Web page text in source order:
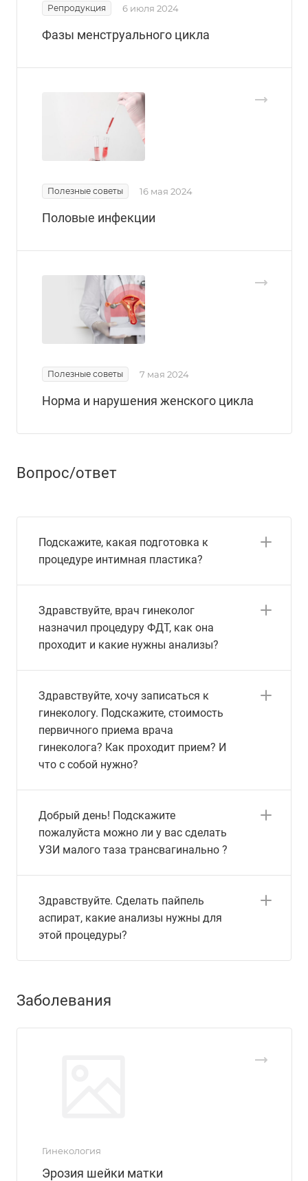
Репродукция 6 июля 2024
Фазы менструального цикла
Полезные советы 16 мая 2024
Половые инфекции
Полезные советы 7 мая 2024
Норма и нарушения женского цикла
Вопрос/ответ
Подскажите, какая подготовка к
процедуре интимная пластика?
Здравствуйте, врач гинеколог
назначил процедуру ФДТ, как она
проходит и какие нужны анализы?
Здравствуйте, хочу записаться к
гинекологу. Подскажите, стоимость
первичного приема врача
гинеколога? Как проходит прием? И
что с собой нужно?
Добрый день! Подскажите
пожалуйста можно ли у вас сделать
УЗИ малого таза трансвагинально ?
Здравствуйте. Сделать пайпель
аспират, какие анализы нужны для
этой процедуры?
Заболевания
Гинекология
Эрозия шейки матки